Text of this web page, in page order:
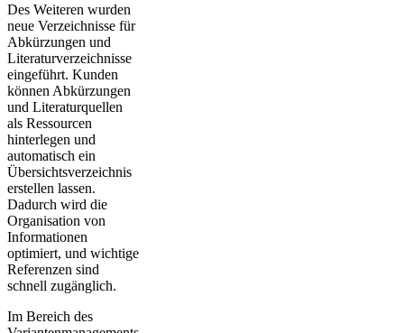
Des Weiteren wurden
neue Verzeichnisse für
Abkürzungen und
Literaturverzeichnisse
eingeführt. Kunden
können Abkürzungen
und Literaturquellen
als Ressourcen
hinterlegen und
automatisch ein
Übersichtsverzeichnis
erstellen lassen.
Dadurch wird die
Organisation von
Informationen
optimiert, und wichtige
Referenzen sind
schnell zugänglich.
Im Bereich des